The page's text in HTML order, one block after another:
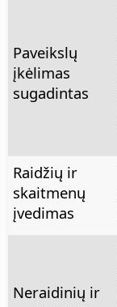
Paveikslų
įkėlimas
sugadintas
Raidžių ir
skaitmenų
įvedimas
Neraidinių ir